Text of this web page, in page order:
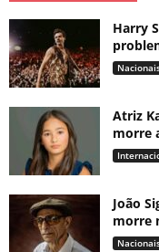
Harry
Atriz
morre
João
morre